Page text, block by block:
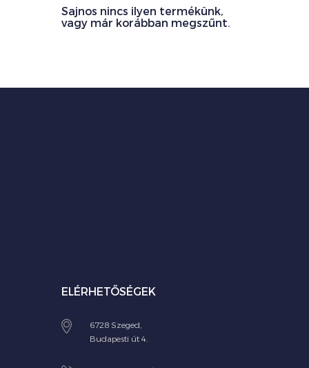
Sajnos nincs ilyen termékünk,
vagy már korábban megszűnt.
ELÉRHETŐSÉGEK
6728 Szeged,
Budapesti út 4.